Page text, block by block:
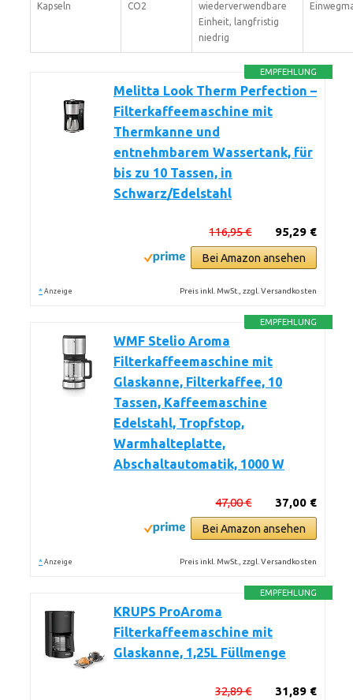
Kapseln
CO2
wiederverwendbare
Einheit, langfristig
niedrig
EMPFEHLUNG
Melitta Look Therm Perfection –
Filterkaffeemaschine mit
Thermkanne und
entnehmbarem Wassertank, für
bis zu 10 Tassen, in
Schwarz/Edelstahl
95,29 €
116,95 €
Bei Amazon ansehen
* Anzeige Preis inkl. MwSt., zzgl. Versandkosten
EMPFEHLUNG
WMF Stelio Aroma
Filterkaffeemaschine mit
Glaskanne, Filterkaffee, 10
Tassen, Kaffeemaschine
Edelstahl, Tropfstop,
Warmhalteplatte,
Abschaltautomatik, 1000 W
37,00 €
47,00 €
Bei Amazon ansehen
* Anzeige Preis inkl. MwSt., zzgl. Versandkosten
EMPFEHLUNG
KRUPS ProAroma
Filterkaffeemaschine mit
Glaskanne, 1,25L Füllmenge
31,89 €
32,89 €